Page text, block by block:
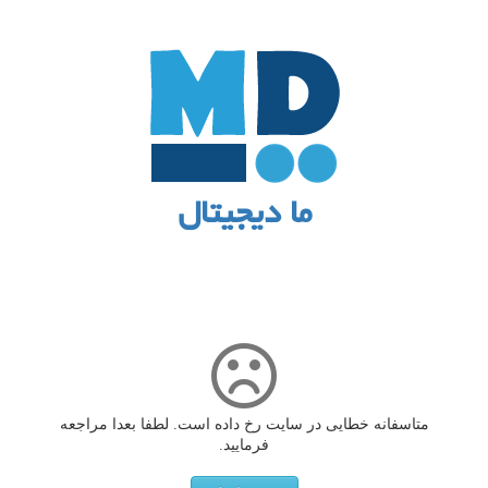
ما دیجیتال
متاسفانه خطایی در سایت رخ داده است. لطفا بعدا مراجعه
فرمایید.